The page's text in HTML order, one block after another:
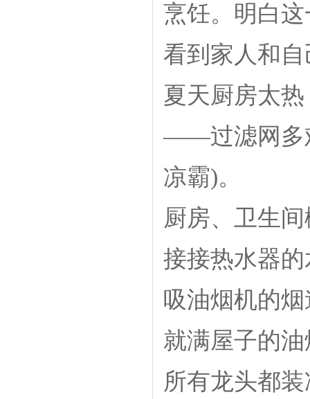
烹饪。明白
看到家人和
夏天厨房太
——过滤网多
凉霸)。
厨房、卫生
接接热水器
吸油烟机的
就满屋子的
所有龙头都